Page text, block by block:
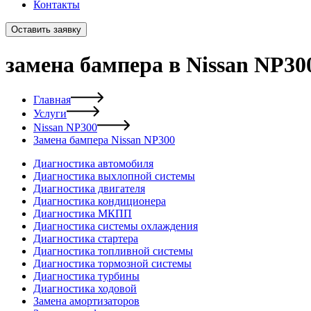
Контакты
Оставить заявку
замена бампера в Nissan
Главная
Услуги
Nissan NP300
Замена бампера Nissan NP300
Диагностика автомобиля
Диагностика выхлопной системы
Диагностика двигателя
Диагностика кондиционера
Диагностика МКПП
Диагностика системы охлаждения
Диагностика стартера
Диагностика топливной системы
Диагностика тормозной системы
Диагностика турбины
Диагностика ходовой
Замена амортизаторов